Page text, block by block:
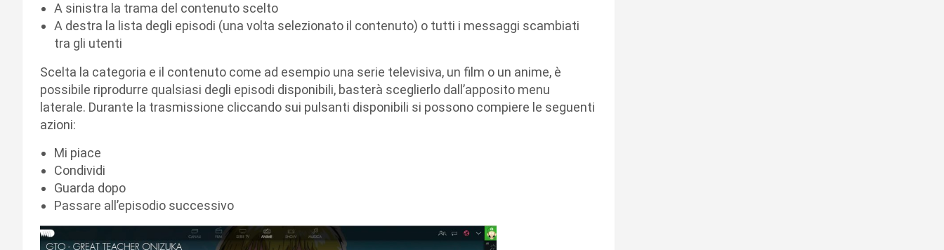
A sinistra la trama del contenuto scelto
A destra la lista degli episodi (una volta selezionato il contenuto) o tutti i messaggi scambiati
tra gli utenti
Scelta la categoria e il contenuto come ad esempio una serie televisiva, un film o un anime, è
possibile riprodurre qualsiasi degli episodi disponibili, basterà sceglierlo dall’apposito menu
laterale. Durante la trasmissione cliccando sui pulsanti disponibili si possono compiere le seguenti
azioni:
Mi piace
Condividi
Guarda dopo
Passare all’episodio successivo